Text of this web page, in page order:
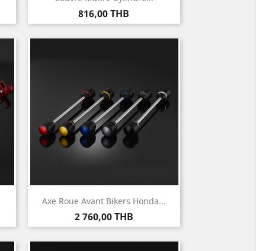
Prix
816,00 THB
Axe Roue Avant Bikers Honda...
Prix
2 760,00 THB
Aperçu rapide